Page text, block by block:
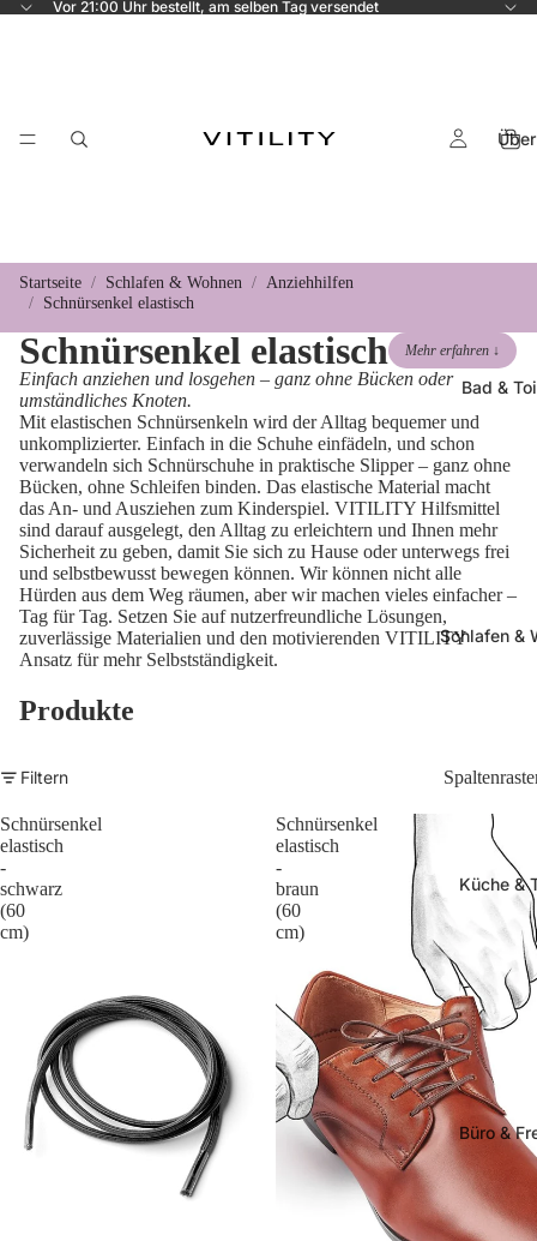
Vor 21:00 Uhr bestellt, am selben Tag versendet
Über
Bad &
Schlafen &
Küche &
Büro &
Startseite Schlafen & Wohnen
Anziehhilfen
Schnürsenkel elastisch
Schnürsenkel elastisch Mehr erfahren ↓
Einfach anziehen und losgehen – ganz ohne Bücken oder
umständliches Knoten.
Mit elastischen Schnürsenkeln wird der Alltag bequemer und
unkomplizierter. Einfach in die Schuhe einfädeln, und schon
verwandeln sich Schnürschuhe in praktische Slipper – ganz ohne
Bücken, ohne Schleifen binden. Das elastische Material macht
das An- und Ausziehen zum Kinderspiel. VITILITY Hilfsmittel
sind darauf ausgelegt, den Alltag zu erleichtern und Ihnen mehr
Sicherheit zu geben, damit Sie sich zu Hause oder unterwegs frei
und selbstbewusst bewegen können. Wir können nicht alle
Hürden aus dem Weg räumen, aber wir machen vieles einfacher –
Tag für Tag. Setzen Sie auf nutzerfreundliche Lösungen,
zuverlässige Materialien und den motivierenden VITILITY
Ansatz für mehr Selbstständigkeit.
Produkte
Filtern
Schnürsenkel
elastisch
-
schwarz
(60
cm)
Schnürsenkel
elastisch
-
braun
(60
cm)